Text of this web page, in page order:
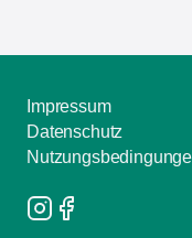
Impressum
Datenschutz